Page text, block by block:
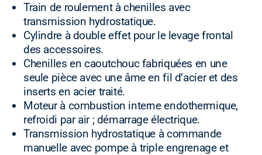
Train de roulement à chenilles avec
transmission hydrostatique.
Cylindre à double effet pour le levage frontal
des accessoires.
Chenilles en caoutchouc fabriquées en une
seule pièce avec une âme en fil d’acier et des
inserts en acier traité.
Moteur à combustion interne endothermique,
refroidi par air ; démarrage électrique.
Transmission hydrostatique à commande
manuelle avec pompe à triple engrenage et